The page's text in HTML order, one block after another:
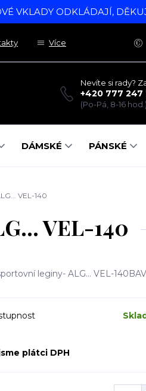
VKLADY ODKLÁDAJÍ,
Více
Nevíte si rady?
+420 777 247
(Po-Pá, 8-16 hod.)
DÁMSKÉ PÁNSKÉ
VEL-140
VEL-140
leginy- ALG... VEL-
plátci DPH